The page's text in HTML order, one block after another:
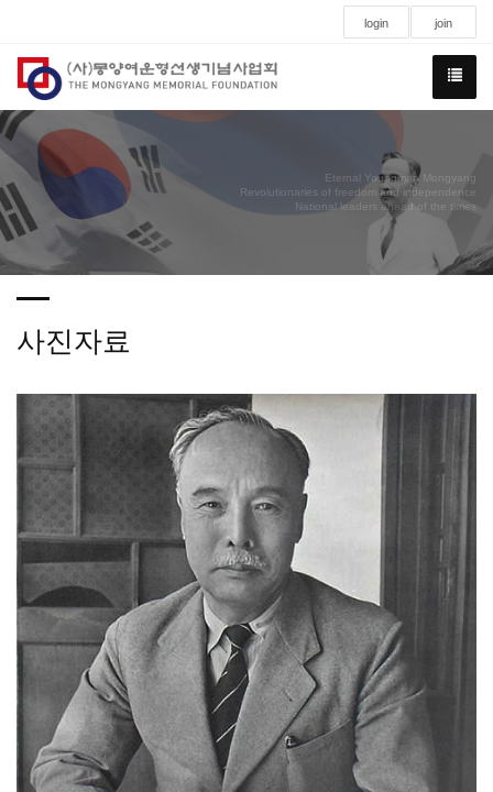
login join
Eternal Youngman Mongyang
Revolutionaries of freedom and independence
National leaders ahead of the times
사진자료